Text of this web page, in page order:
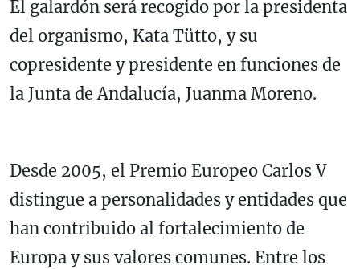
El galardón será recogido por la presidenta
del organismo, Kata Tütto, y su
copresidente y presidente en funciones de
la Junta de Andalucía, Juanma Moreno.
Desde 2005, el Premio Europeo Carlos V
distingue a personalidades y entidades que
han contribuido al fortalecimiento de
Europa y sus valores comunes. Entre los